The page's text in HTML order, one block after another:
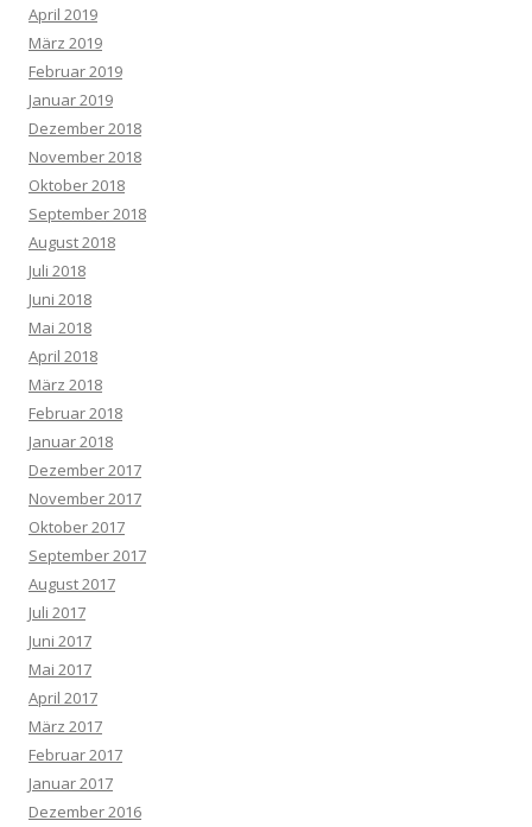
April 2019
März 2019
Februar 2019
Januar 2019
Dezember 2018
November 2018
Oktober 2018
September 2018
August 2018
Juli 2018
Juni 2018
Mai 2018
April 2018
März 2018
Februar 2018
Januar 2018
Dezember 2017
November 2017
Oktober 2017
September 2017
August 2017
Juli 2017
Juni 2017
Mai 2017
April 2017
März 2017
Februar 2017
Januar 2017
Dezember 2016